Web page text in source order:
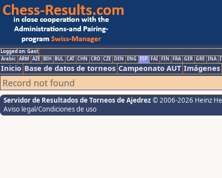
Logged on: Gast
Arabic ARM AZE BIH BUL CAT CHN CRO CZE DEN ENG ESP FAI FIN FRA GER GRE INA
Inicio Base de datos de torneos Campeonato AUT Imágenes
Record not found
Servidor de Resultados de Torneos de Ajedrez © 2006-2026 Heinz
Aviso legal/Condiciones de uso